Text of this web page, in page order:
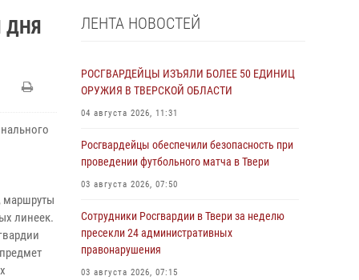
ДНЯ
маршруты
линеек.
ЛЕНТА НОВОСТЕЙ
РОСГВАРДЕЙЦЫ ИЗЪЯЛИ БОЛЕЕ 50 ЕДИНИЦ
ОРУЖИЯ В ТВЕРСКОЙ ОБЛАСТИ
04 августа 2026, 11:31
Росгвардейцы обеспечили безопасность при
проведении футбольного матча в Твери
03 августа 2026, 07:50
Сотрудники Росгвардии в Твери за неделю
пресекли 24 административных
правонарушения
03 августа 2026, 07:15